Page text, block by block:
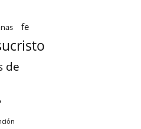
fe
de